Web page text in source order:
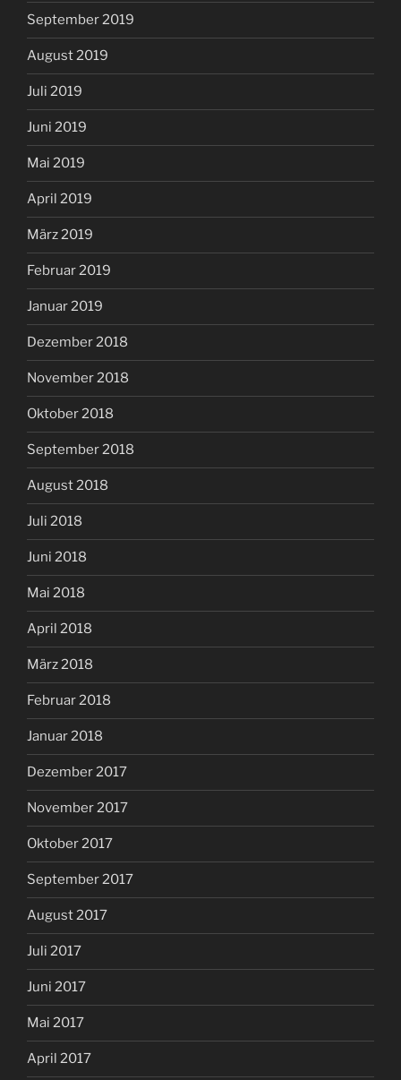
September 2019
August 2019
Juli 2019
Juni 2019
Mai 2019
April 2019
März 2019
Februar 2019
Januar 2019
Dezember 2018
November 2018
Oktober 2018
September 2018
August 2018
Juli 2018
Juni 2018
Mai 2018
April 2018
März 2018
Februar 2018
Januar 2018
Dezember 2017
November 2017
Oktober 2017
September 2017
August 2017
Juli 2017
Juni 2017
Mai 2017
April 2017